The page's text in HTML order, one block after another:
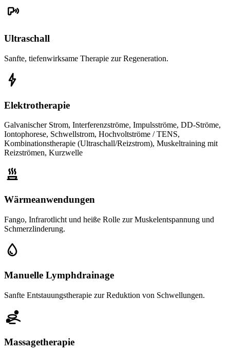
Ultraschall
Sanfte, tiefenwirksame Therapie zur Regeneration.
Elektrotherapie
Galvanischer Strom, Interferenzströme, Impulsströme, DD-Ströme,
Iontophorese, Schwellstrom, Hochvoltströme / TENS,
Kombinationstherapie (Ultraschall/Reizstrom), Muskeltraining mit
Reizströmen, Kurzwelle
Wärmeanwendungen
Fango, Infrarotlicht und heiße Rolle zur Muskelentspannung und
Schmerzlinderung.
Manuelle Lymphdrainage
Sanfte Entstauungstherapie zur Reduktion von Schwellungen.
Massagetherapie